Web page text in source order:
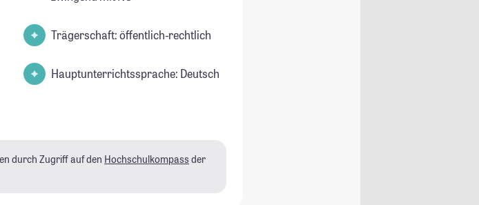
Trägerschaft: öffentlich-rechtlich
Hauptunterrichtssprache: Deutsch
durch Zugriff auf den Hochschulkompass der